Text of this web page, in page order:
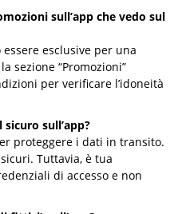
sull’app che vedo sul
esclusive per una
sezione “Promozioni”
per verificare l’idoneità
sull’app?
proteggere i dati in transito.
Tuttavia, è tua
di accesso e non